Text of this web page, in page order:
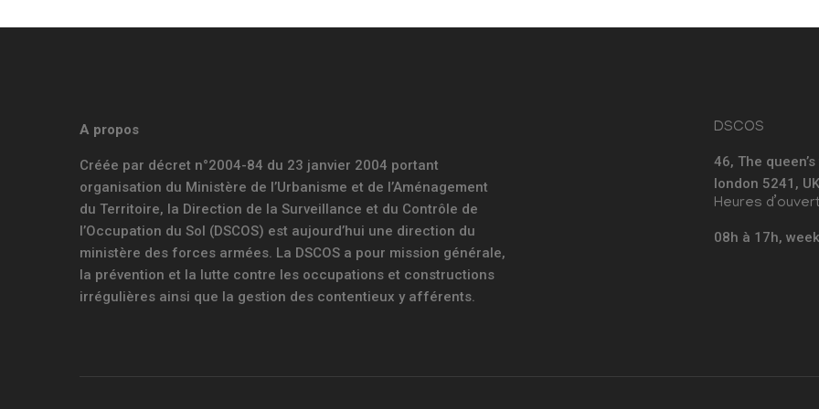
A propos
Créée par décret n°2004-84 du 23 janvier 2004 portant
organisation du Ministère de l’Urbanisme et de l’Aménagement
du Territoire, la Direction de la Surveillance et du Contrôle de
l’Occupation du Sol (DSCOS) est aujourd’hui une direction du
ministère des forces armées. La DSCOS a pour mission générale,
la prévention et la lutte contre les occupations et constructions
irrégulières ainsi que la gestion des contentieux y afférents.
DSCOS
46, The
london 5241, UK
Heures
08h à 17h,